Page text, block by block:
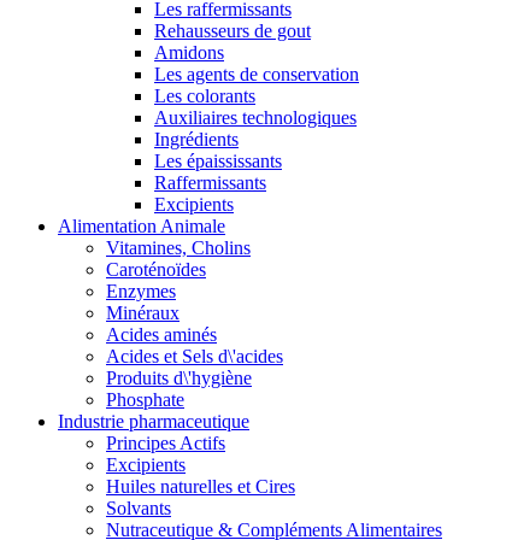
Les raffermissants
Rehausseurs de gout
Amidons
Les agents de conservation
Les colorants
Auxiliaires technologiques
Ingrédients
Les épaississants
Raffermissants
Excipients
Alimentation Animale
Vitamines, Cholins
Caroténoïdes
Enzymes
Minéraux
Acides aminés
Acides et Sels d\'acides
Produits d\'hygiène
Phosphate
Industrie pharmaceutique
Principes Actifs
Excipients
Huiles naturelles et Cires
Solvants
Nutraceutique & Compléments Alimentaires